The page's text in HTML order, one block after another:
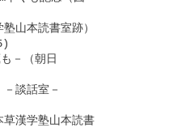
山本読書室跡）
－（朝日
談話室－
漢学塾山本読書